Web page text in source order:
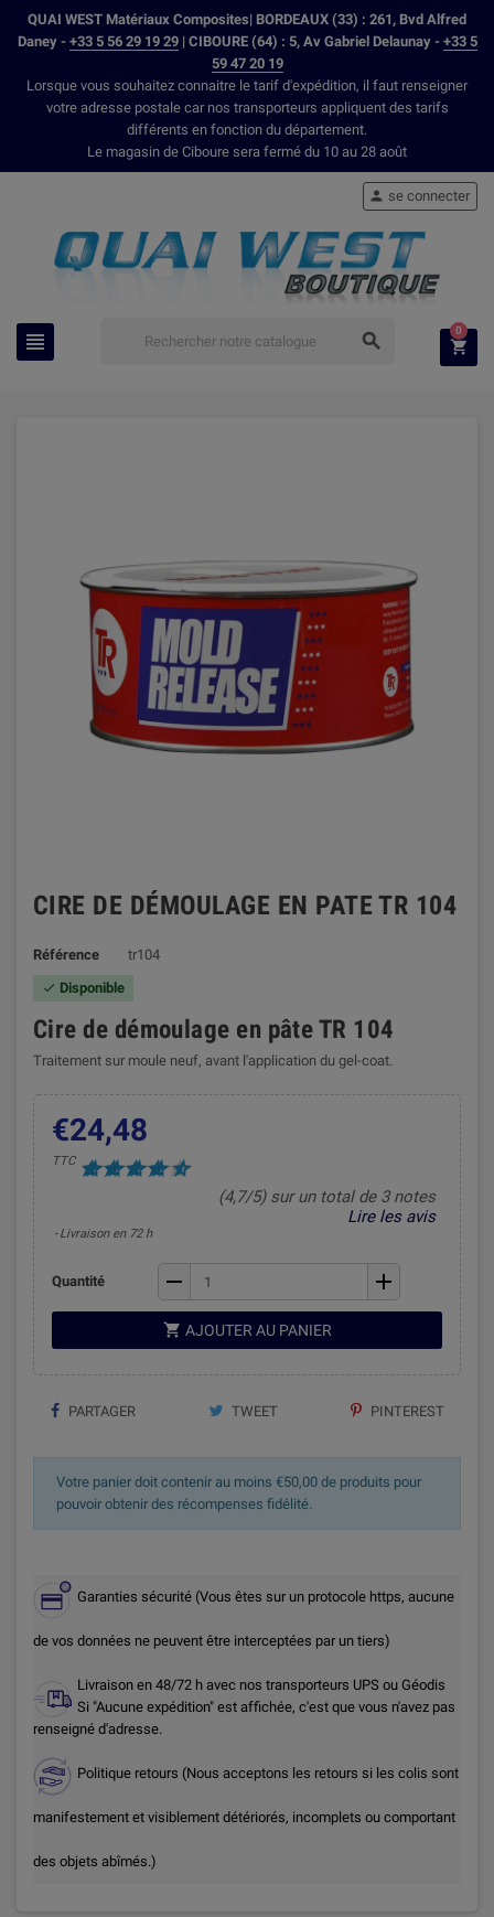
QUAI WEST Matériaux Composites| BORDEAUX (33) : 261, Bvd Alfred
Daney - +33 5 56 29 19 29| CIBOURE (64) : 5, Av Gabriel Delaunay - +33 5
59 47 20 19
Lorsque vous souhaitez connaitre le tarif d'expédition, il faut renseigner
votre adresse postale car nos transporteurs appliquent des tarifs
différents en fonction du département.
Le magasin de Ciboure sera fermé du 10 au 28 août
 
 se connecter

0
CIRE DE DÉMOULAGE EN PATE TR 104
Référence tr104
 Disponible
Cire de démoulage en pâte TR 104
Traitement sur moule neuf, avant l'application du gel-coat.
€24,48
TTC
(4,7/5) sur un total de 3 notes
Lire les avis
Livraison en 72 h
Quantité remove add
 AJOUTER AU PANIER
PARTAGER TWEET PINTEREST
Votre panier doit contenir au moins €50,00 de produits pour
pouvoir obtenir des récompenses fidélité.
Garanties sécurité (Vous êtes sur un protocole https, aucune
de vos données ne peuvent être interceptées par un tiers)
Livraison en 48/72 h avec nos transporteurs UPS ou Géodis
Si "Aucune expédition" est affichée, c'est que vous n'avez pas
renseigné d'adresse.
Politique retours (Nous acceptons les retours si les colis sont
manifestement et visiblement détériorés, incomplets ou comportant
des objets abîmés.)